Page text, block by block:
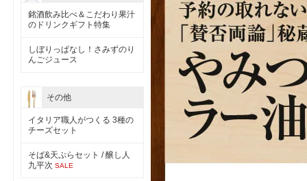
銘酒飲み比べ＆こだわり果汁
のドリンクギフト特集
しぼりっぱなし！さみずのり
んごジュース
その他
イタリア職人がつくる 3種の
チーズセット
そば&天ぷらセット / 醸し人
九平次 SALE